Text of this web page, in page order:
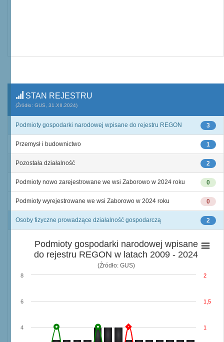
STAN REJESTRU
(Źródło: GUS, 31.XII.2024)
3
Podmioty gospodarki narodowej wpisane do rejestru REGON
1
Przemysł i budownictwo
2
Pozostała działalność
0
Podmioty nowo zarejestrowane we wsi Zaborowo w 2024 roku
0
Podmioty wyrejestrowane we wsi Zaborowo w 2024 roku
2
Osoby fizyczne prowadzące działalność gospodarczą
Podmioty gospodarki narodowej wpisane
do rejestru REGON w latach 2009 - 2024
(Źródło: GUS)
4
6
8
1
1,5
2